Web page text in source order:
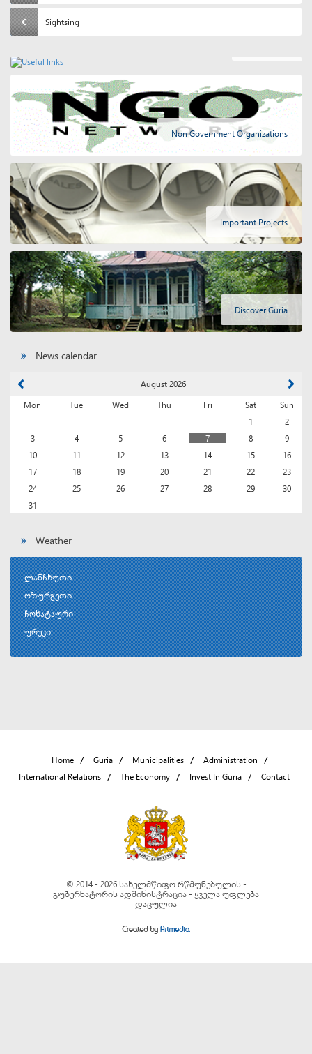
Sightsing
Non Government Organizations
Important Projects
Discover Guria
News calendar
August 2026
Mon
Tue Wed Thu Fri Sat
Sun
1
2
3
4 5 6 7 8
9
10
11 12 13 14 15
16
17
18 19 20 21 22
23
24
25 26 27 28 29
30
31
Weather
ლანჩხუთი
ოზურგეთი
ჩოხატაური
ურეკი
Home Guria Municipalities
Administration
International Relations
The Economy Invest In Guria Contact
© 2014 - 2026 სახელმწიფო რწმუნებულის -
გუბერნატორის ადმინისტრაცია - ყველა უფლება
დაცულია